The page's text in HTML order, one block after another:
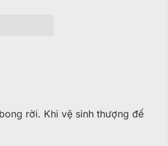
rời. Khi vệ sinh thượng đế